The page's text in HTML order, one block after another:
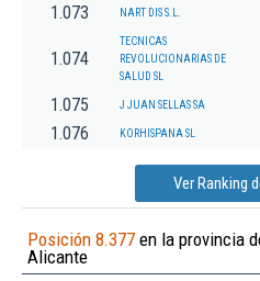
1.073 NART DIS S.L.
1.074
TECNICAS
REVOLUCIONARIAS DE
SALUD SL
1.075 J JUAN SELLAS SA
1.076 KORHISPANA SL
Ver Ranking
Posición 8.377 en la provincia
Alicante